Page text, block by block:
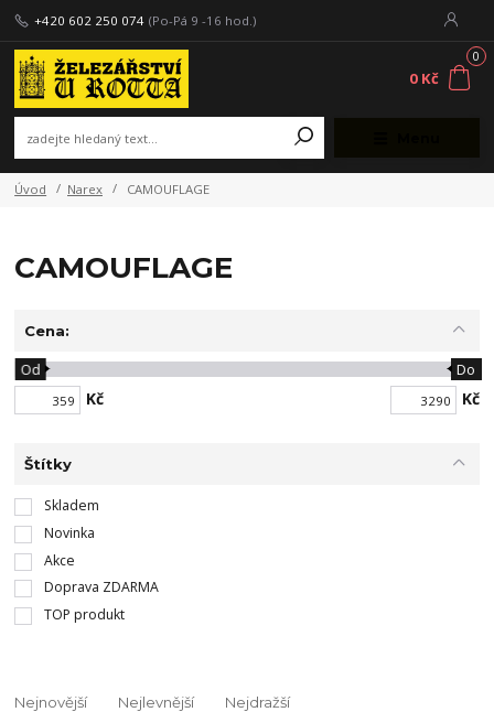
+420 602 250 074 (Po-Pá 9 -16 hod.)
0
0 Kč
Úvod Narex CAMOUFLAGE
CAMOUFLAGE
Cena:
Kč
Od Do
Kč
Štítky
Skladem
Novinka
Akce
Doprava ZDARMA
TOP produkt
Nejnovější Nejlevnější Nejdražší